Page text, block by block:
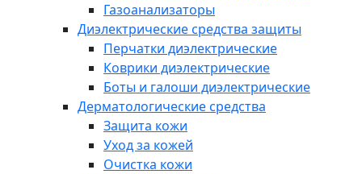
Газоанализаторы
Диэлектрические средства защиты
Перчатки диэлектрические
Коврики диэлектрические
Боты и галоши диэлектрические
Дерматологические средства
Защита кожи
Уход за кожей
Очистка кожи